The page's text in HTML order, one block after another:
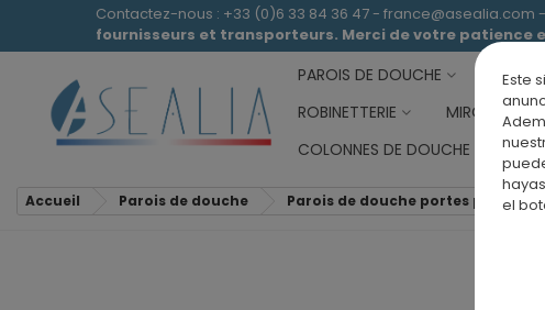
Este
el
Contactez-nous : +33 (0)6 33 84 36 47 - france@asealia.com -
fournisseurs et transporteurs. Merci de votre patience
PAROIS DE DOUCHE
ROBINETTERIE
MIROIRS DE
COLONNES DE DOUCHE
Accueil Parois de douche Parois de douche portes